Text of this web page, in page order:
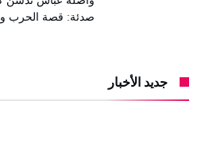
صدئة: قصة الحرب
جديد الأخبار